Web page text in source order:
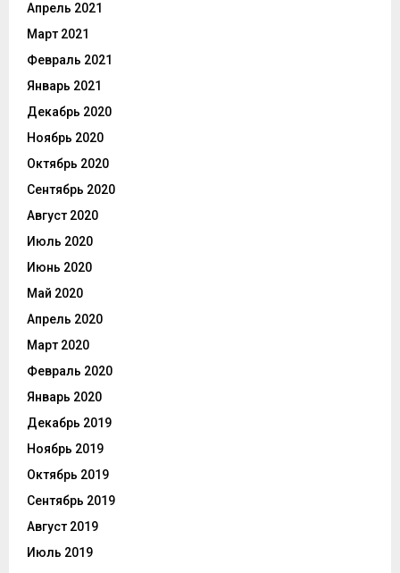
Апрель 2021
Март 2021
Февраль 2021
Январь 2021
Декабрь 2020
Ноябрь 2020
Октябрь 2020
Сентябрь 2020
Август 2020
Июль 2020
Июнь 2020
Май 2020
Апрель 2020
Март 2020
Февраль 2020
Январь 2020
Декабрь 2019
Ноябрь 2019
Октябрь 2019
Сентябрь 2019
Август 2019
Июль 2019